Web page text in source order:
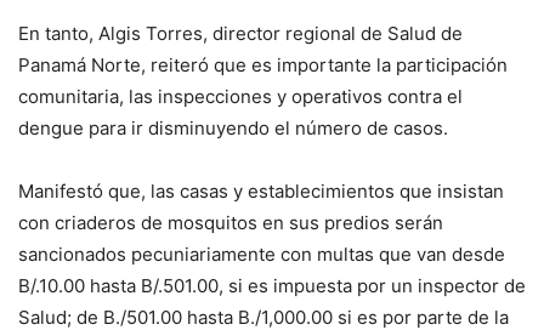
En tanto, Algis Torres, director regional de Salud de
Panamá Norte, reiteró que es importante la participación
comunitaria, las inspecciones y operativos contra el
dengue para ir disminuyendo el número de casos.
Manifestó que, las casas y establecimientos que insistan
con criaderos de mosquitos en sus predios serán
sancionados pecuniariamente con multas que van desde
B/.10.00 hasta B/.501.00, si es impuesta por un inspector de
Salud; de B./501.00 hasta B./1,000.00 si es por parte de la